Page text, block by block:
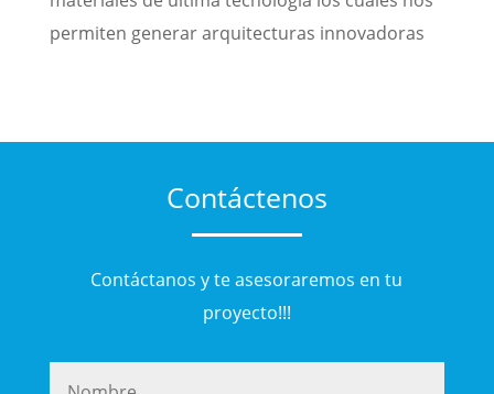
permiten generar arquitecturas innovadoras
Contáctenos
Contáctanos y te asesoraremos en tu
proyecto!!!